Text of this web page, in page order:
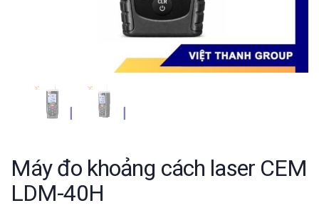
Máy đo khoảng cách laser CEM
LDM-40H